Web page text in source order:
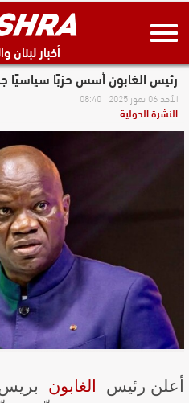
أخبار
رئيس الغابون أسس حزبًا سياسيًا
الأحد 06 تموز 2025 08:40
النشرة الدولية
أعلن رئيس ​ الغابون